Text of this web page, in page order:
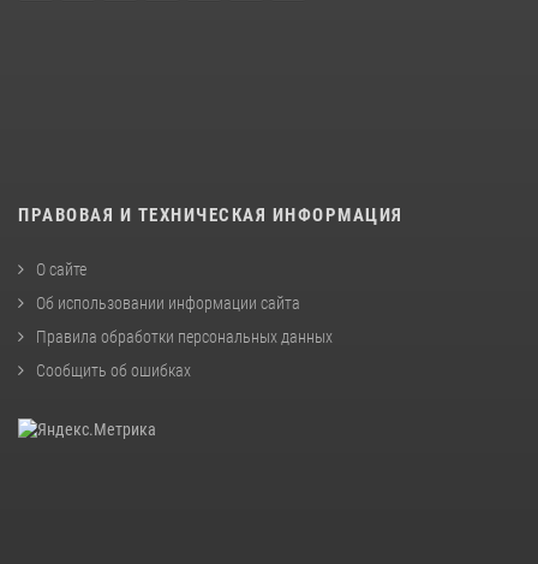
ПРАВОВАЯ И ТЕХНИЧЕСКАЯ ИНФОРМАЦИЯ
О сайте
Об использовании информации сайта
Правила обработки персональных данных
Сообщить об ошибках